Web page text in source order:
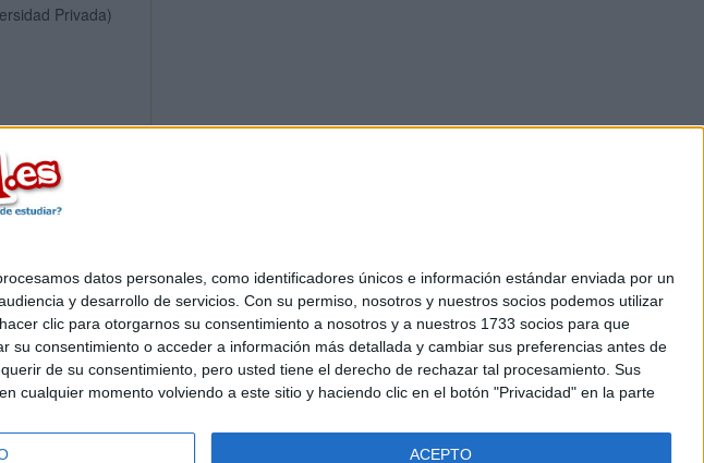
datos personales, como identificadores únicos e información estándar enviada por un
y desarrollo de servicios. Con su permiso, nosotros y nuestros socios podemos utilizar
clic para otorgarnos su consentimiento a nosotros y a nuestros 1733 socios para que
consentimiento o acceder a información más detallada y cambiar sus preferencias antes de
de su consentimiento, pero usted tiene el derecho de rechazar tal procesamiento. Sus
cualquier momento volviendo a este sitio y haciendo clic en el botón "Privacidad" en la parte
ACEPTO
Privada)
|Anúnciate
generales|Política de cookies
- 28006 Madrid [ESPAÑA] - Tel. +34 91 593 2767